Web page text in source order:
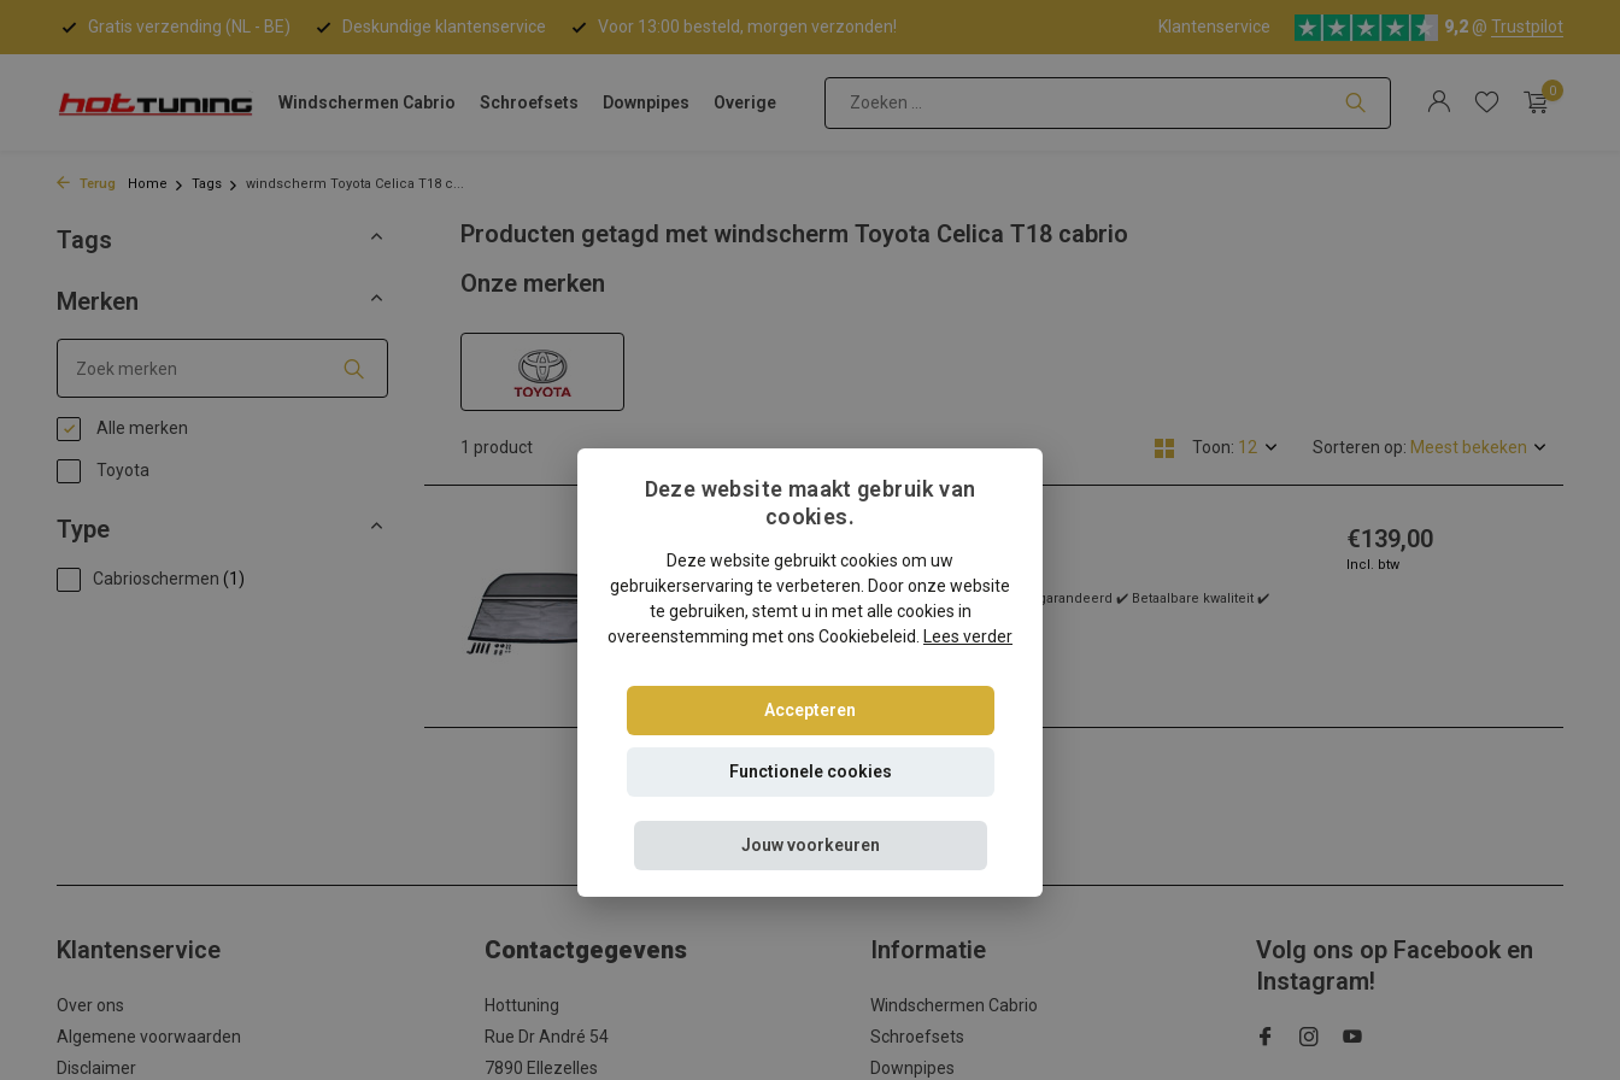
Gratis verzending (NL - BE) Deskundige klantenservice Voor 13:00 besteld, morgen verzonden! Klantenservice 9,2 @ Trustpilot
Windschermen Cabrio Schroefsets Downpipes Overige
0
Terug Home Tags windscherm Toyota Celica T18 c...
Tags
Merken
Alle merken
Toyota
Type
Cabrioschermen (1)
Producten getagd met windscherm Toyota Celica T18 cabrio
Onze merken
1 product Toon: Sorteren op:
Toyota Celica T18 windscherm
✔️ Gratis verzending ✔️ Morgen verzonden ✔️ Pasvorm gegarandeerd ✔️ Betaalbare kwaliteit ✔️
Hottuni...
Lees meer
€139,00
Incl. btw
Klantenservice
Over ons
Algemene voorwaarden
Disclaimer
Contactgegevens
Hottuning
Rue Dr André 54
7890 Ellezelles
Informatie
Windschermen Cabrio
Schroefsets
Downpipes
Volg ons op Facebook en
Instagram!
Deze website maakt gebruik van
cookies.
Deze website gebruikt cookies om uw
gebruikerservaring te verbeteren. Door onze website
te gebruiken, stemt u in met alle cookies in
overeenstemming met ons Cookiebeleid. Lees verder
Accepteren
Functionele cookies
Jouw voorkeuren